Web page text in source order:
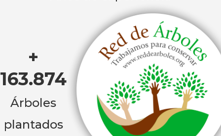
+
163.874
Árboles
plantados